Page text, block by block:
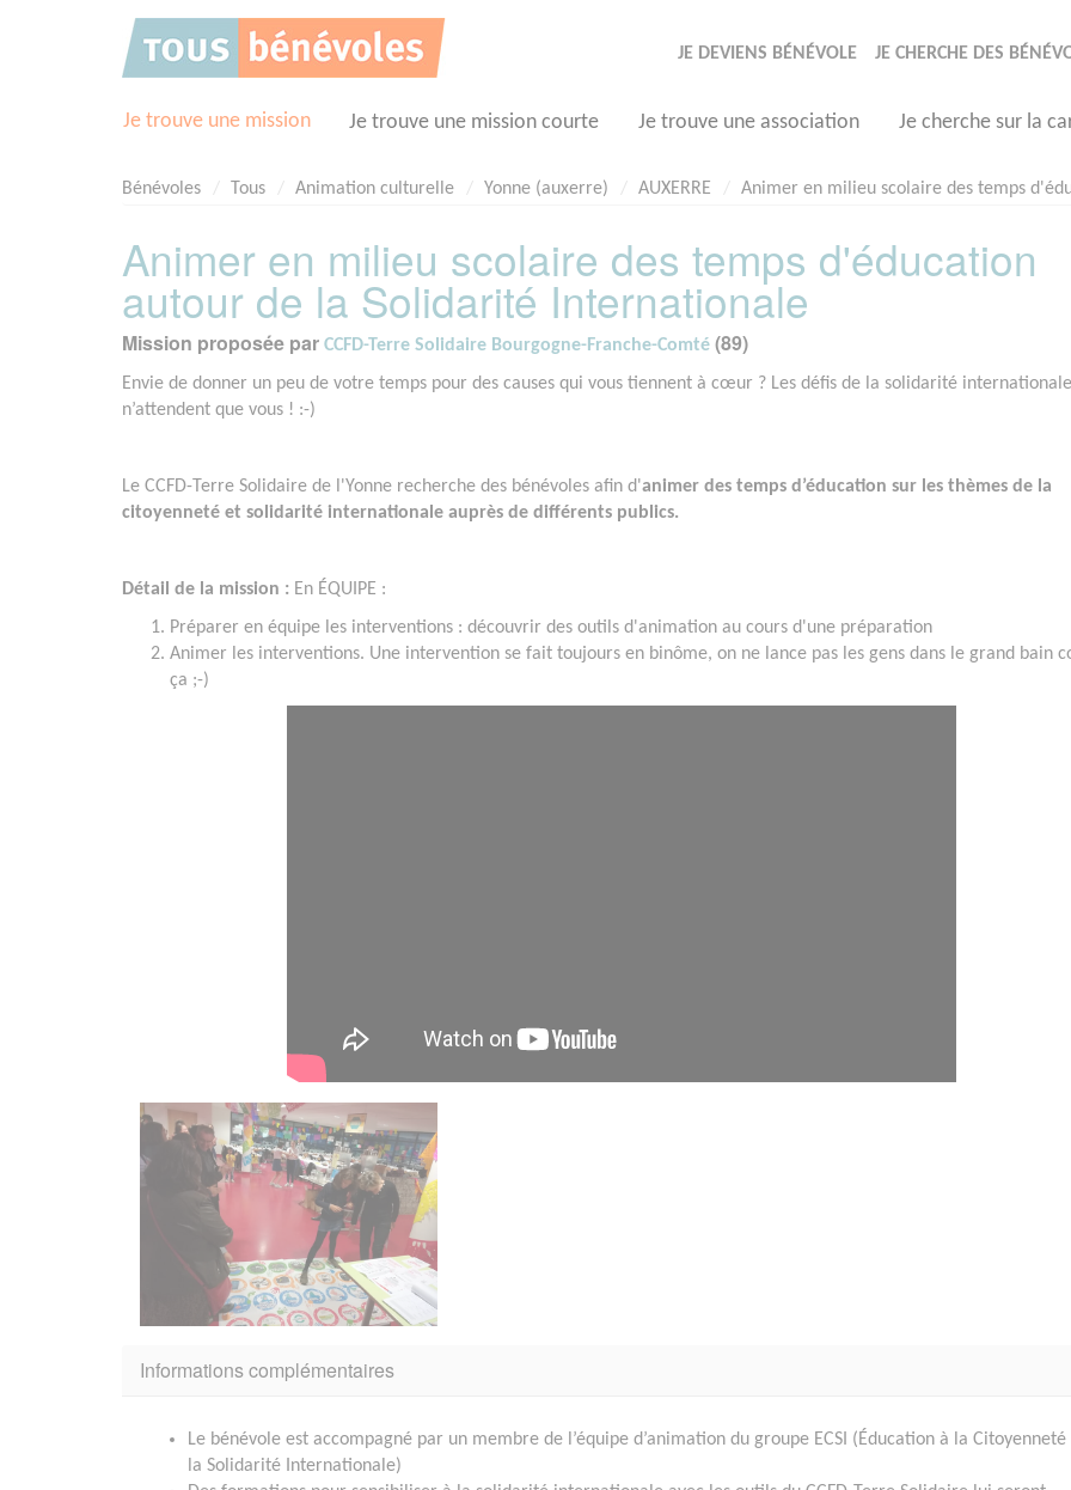
JE DEVIENS BÉNÉVOLE JE CHERCHE DES
Je trouve une mission Je trouve une mission courte Je trouve une association Je cherche sur la
Bénévoles Tous Animation culturelle Yonne (auxerre) AUXERRE Animer en milieu scolaire des temps
Animer en milieu scolaire des temps d'éducation
autour de la Solidarité Internationale
Mission proposée par CCFD-Terre Solidaire Bourgogne-Franche-Comté (89)
Envie de donner un peu de votre temps pour des causes qui vous tiennent à cœur ? Les défis de la solidarité internationale
n’attendent que vous ! :-)
Le CCFD-Terre Solidaire de l'Yonne recherche des bénévoles afin d'animer des temps d’éducation sur les thèmes de la
citoyenneté et solidarité internationale auprès de différents publics.
Détail de la mission : En ÉQUIPE :
Préparer en équipe les interventions : découvrir des outils d'animation au cours d'une préparation
Animer les interventions. Une intervention se fait toujours en binôme, on ne lance pas les gens dans le grand bain
ça ;-)
Informations complémentaires
Le bénévole est accompagné par un membre de l’équipe d’animation du groupe ECSI (Éducation à la
la Solidarité Internationale)